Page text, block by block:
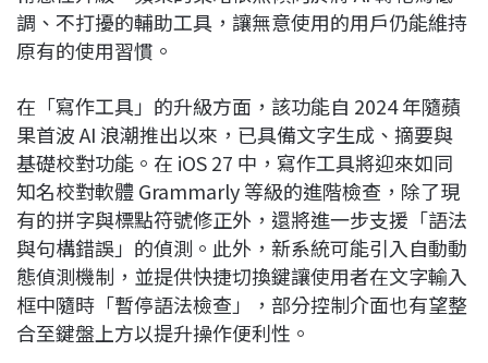
調、不打擾的輔助工具，讓無意使用的用戶仍能維持
原有的使用習慣。
在「寫作工具」的升級方面，該功能自 2024 年隨蘋
果首波 AI 浪潮推出以來，已具備文字生成、摘要與
基礎校對功能。在 iOS 27 中，寫作工具將迎來如同
知名校對軟體 Grammarly 等級的進階檢查，除了現
有的拼字與標點符號修正外，還將進一步支援「語法
與句構錯誤」的偵測。此外，新系統可能引入自動動
態偵測機制，並提供快捷切換鍵讓使用者在文字輸入
框中隨時「暫停語法檢查」，部分控制介面也有望整
合至鍵盤上方以提升操作便利性。